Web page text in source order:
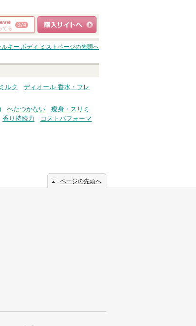
てる
374
ショッピングサイト
へ
キー ボディ ミスト ページの先頭へ
ルク
ディオール 香水・フレ
べたつかない
痩身・スリミ
香り持続力
コストパフォーマ
ページの先頭へ